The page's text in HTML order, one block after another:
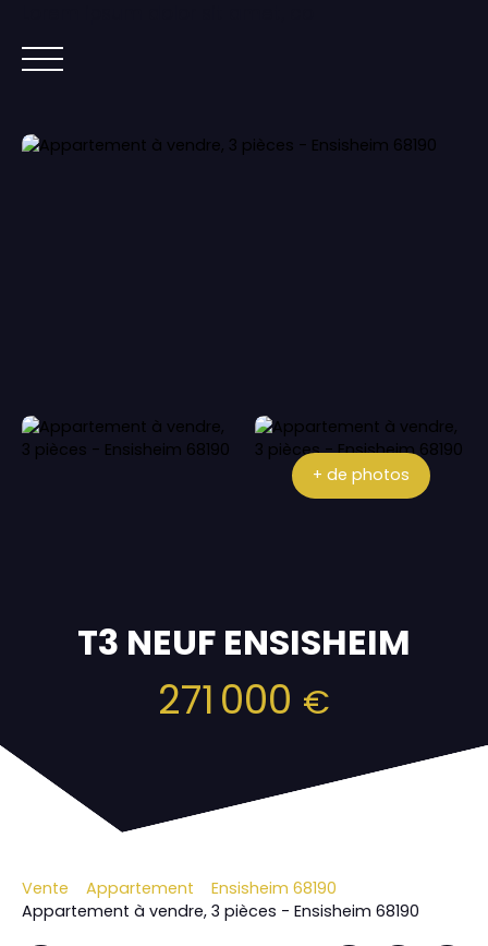
ACCUEIL ACHETER IMMOBILIER NEUF
+ de photos
T3 NEUF ENSISHEIM
271 000 €
Vente Appartement
Ensisheim 68190
Appartement à vendre, 3 pièces - Ensisheim 68190